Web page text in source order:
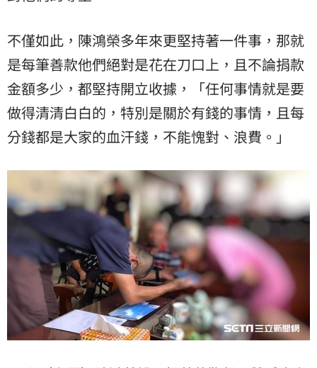
不僅如此，陳鴻榮多年來更堅持著一件事，那就
是每筆善款他們絕對是花在刀口上，且不論捐款
金額多少，都堅持開立收據，「任何事情就是要
做得清清白白的，特別是關於有錢的事情，且每
分錢都是大家的血汗錢，不能愧對、浪費。」